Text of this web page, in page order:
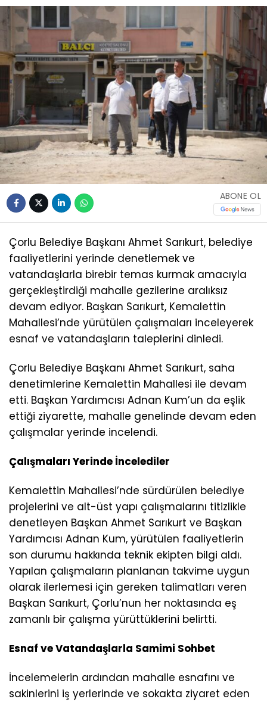
ABONE OL
Çorlu Belediye Başkanı Ahmet Sarıkurt, belediye
faaliyetlerini yerinde denetlemek ve
vatandaşlarla birebir temas kurmak amacıyla
gerçekleştirdiği mahalle gezilerine aralıksız
devam ediyor. Başkan Sarıkurt, Kemalettin
Mahallesi’nde yürütülen çalışmaları inceleyerek
esnaf ve vatandaşların taleplerini dinledi.
Çorlu Belediye Başkanı Ahmet Sarıkurt, saha
denetimlerine Kemalettin Mahallesi ile devam
etti. Başkan Yardımcısı Adnan Kum’un da eşlik
ettiği ziyarette, mahalle genelinde devam eden
çalışmalar yerinde incelendi.
Çalışmaları Yerinde İncelediler
Kemalettin Mahallesi’nde sürdürülen belediye
projelerini ve alt-üst yapı çalışmalarını titizlikle
denetleyen Başkan Ahmet Sarıkurt ve Başkan
Yardımcısı Adnan Kum, yürütülen faaliyetlerin
son durumu hakkında teknik ekipten bilgi aldı.
Yapılan çalışmaların planlanan takvime uygun
olarak ilerlemesi için gereken talimatları veren
Başkan Sarıkurt, Çorlu’nun her noktasında eş
zamanlı bir çalışma yürüttüklerini belirtti.
Esnaf ve Vatandaşlarla Samimi Sohbet
İncelemelerin ardından mahalle esnafını ve
sakinlerini iş yerlerinde ve sokakta ziyaret eden